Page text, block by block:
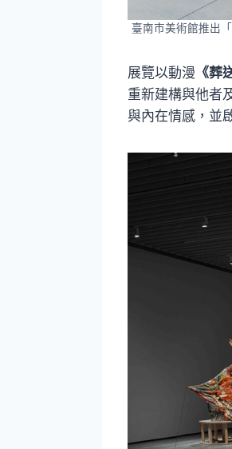
臺南市美術館推出
展覽以動漫 《葬
重新建構與他者
與內在情感，並